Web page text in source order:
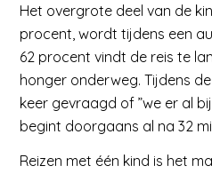
Het overgrote deel van de
procent, wordt tijdens een
62 procent vindt de reis te
honger onderweg. Tijdens
keer gevraagd of ”we er al
begint doorgaans al na 32
Reizen met één kind is het